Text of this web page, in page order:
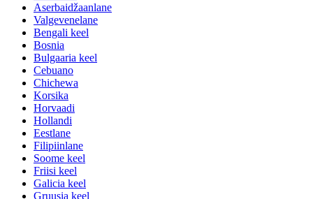
Aserbaidžaanlane
Valgevenelane
Bengali keel
Bosnia
Bulgaaria keel
Cebuano
Chichewa
Korsika
Horvaadi
Hollandi
Eestlane
Filipiinlane
Soome keel
Friisi keel
Galicia keel
Gruusia keel